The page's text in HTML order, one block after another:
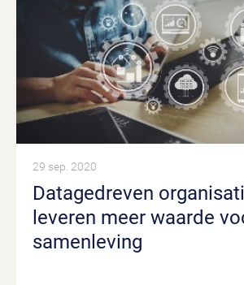
Datagedreven organisaties
leveren meer waarde
samenleving
29 sep. 2020